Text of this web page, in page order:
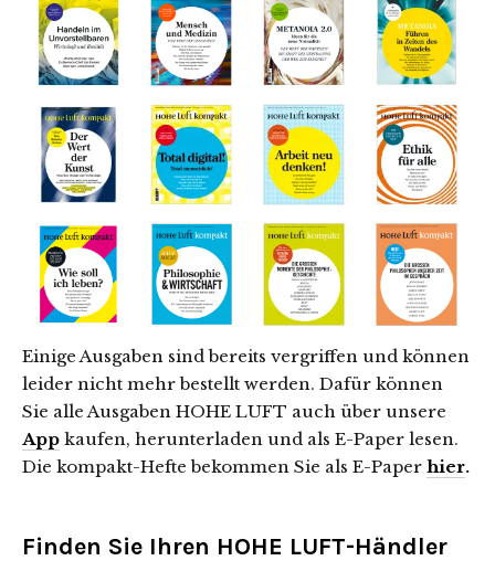
Einige Ausgaben sind bereits vergriffen und können
leider nicht mehr bestellt werden. Dafür können
Sie alle Ausgaben HOHE LUFT auch über unsere
App kaufen, herunterladen und als E-Paper lesen.
Die kompakt-Hefte bekommen Sie als E-Paper hier.
Finden Sie Ihren HOHE LUFT-Händler